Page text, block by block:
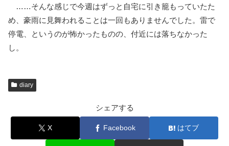
……そんな感じで今週はずっと自宅に引き籠もっていたた
め、豪雨に見舞われることは一回もありませんでした。雷で
停電、というのが怖かったものの、付近には落ちなかった
し。
diary
シェアする
X Facebook はてブ